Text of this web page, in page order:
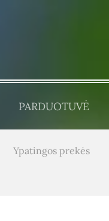
PARDUOTUVĖ
Ypatingos prekės